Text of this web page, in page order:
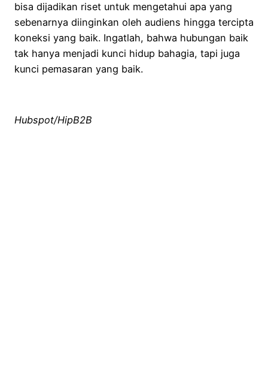
bisa dijadikan riset untuk mengetahui apa yang
sebenarnya diinginkan oleh audiens hingga tercipta
koneksi yang baik. Ingatlah, bahwa hubungan baik
tak hanya menjadi kunci hidup bahagia, tapi juga
kunci pemasaran yang baik.
Hubspot/HipB2B